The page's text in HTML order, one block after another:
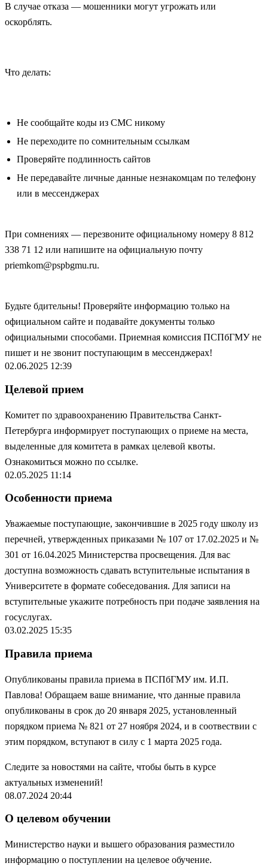
В случае отказа — мошенники могут угрожать или
оскорблять.
Что делать:
Не сообщайте коды из СМС никому
Не переходите по сомнительным ссылкам
Проверяйте подлинность сайтов
Не передавайте личные данные незнакомцам по телефону
или в мессенджерах
При сомнениях — перезвоните официальному номеру 8 812
338 71 12 или напишите на официальную почту
priemkom@pspbgmu.ru.
Будьте бдительны! Проверяйте информацию только на
официальном сайте и подавайте документы только
официальными способами. Приемная комиссия ПСПбГМУ не
пишет и не звонит поступающим в мессенджерах!
02.06.2025 12:39
Целевой прием
Комитет по здравоохранению Правительства Санкт-
Петербурга информирует поступающих о приеме на места,
выделенные для комитета в рамках целевой квоты.
Ознакомиться можно по ссылке.
02.05.2025 11:14
Особенности приема
Уважаемые поступающие, закончившие в 2025 году школу из
перечней, утвержденных приказами № 107 от 17.02.2025 и №
301 от 16.04.2025 Министерства просвещения. Для вас
доступна возможность сдавать вступительные испытания в
Университете в формате собеседования. Для записи на
вступительные укажите потребность при подаче заявления на
госуслугах.
03.02.2025 15:35
Правила приема
Опубликованы правила приема в ПСПбГМУ им. И.П.
Павлова! Обращаем ваше внимание, что данные правила
опубликованы в срок до 20 января 2025, установленный
порядком приема № 821 от 27 ноября 2024, и в соотвествии с
этим порядком, вступают в силу с 1 марта 2025 года.
Следите за новостями на сайте, чтобы быть в курсе
актуальных изменений!
08.07.2024 20:44
О целевом обучении
Министерство науки и вышего образования разместило
информацию о поступлении на целевое обучение.